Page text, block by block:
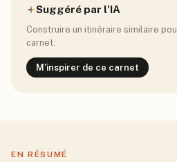
Suggéré par l'IA
Construire un itinéraire similaire
carnet.
M'inspirer de ce carnet
EN RÉSUMÉ